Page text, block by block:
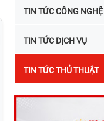
TIN TỨC CÔNG NGHỆ
TIN TỨC DỊCH VỤ
TIN TỨC THỦ THUẬT